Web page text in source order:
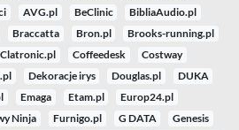
AVG.pl BeClinic
BibliaAudio.pl
Braccatta Bron.pl
Brooks-running.pl
Clatronic.pl Coffeedesk
Costway
Dekoracje irys Douglas.pl
DUKA
Emaga Etam.pl
Europ24.pl
Ninja Furnigo.pl G DATA
Genesis